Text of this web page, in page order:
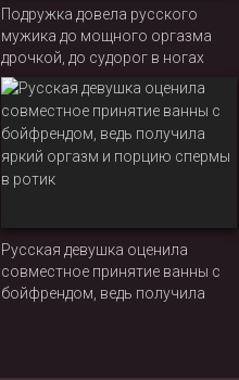
Подружка довела русского
мужика до мощного оргазма
дрочкой, до судорог в ногах
Русская девушка оценила
совместное принятие ванны с
бойфрендом, ведь получила